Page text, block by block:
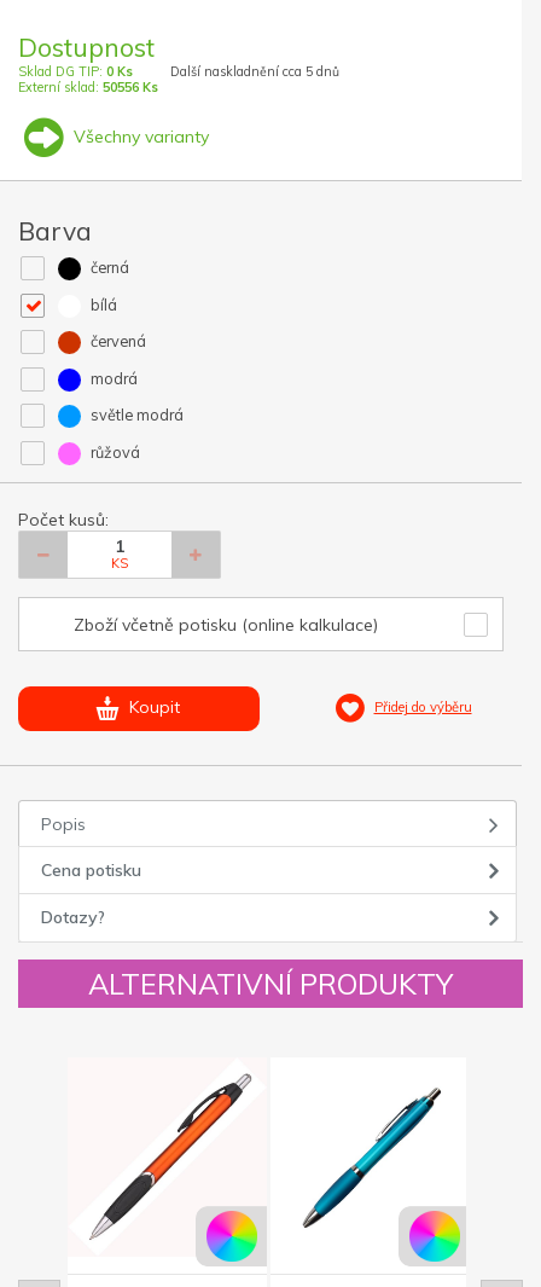
Dostupnost
Sklad DG TIP: 0 Ks
Externí sklad: 50556 Ks
Další naskladnění cca 5 dnů
Všechny varianty
Barva
černá
bílá
červená
modrá
světle modrá
růžová
Počet kusů:
KS
Zboží včetně potisku (online kalkulace)
Koupit Přidej do výběru
Popis
Cena potisku
Dotazy?
ALTERNATIVNÍ PRODUKTY